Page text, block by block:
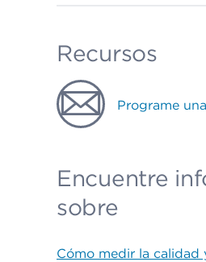
Recursos
Programe
Encuentre
sobre
Cómo medir la calidad